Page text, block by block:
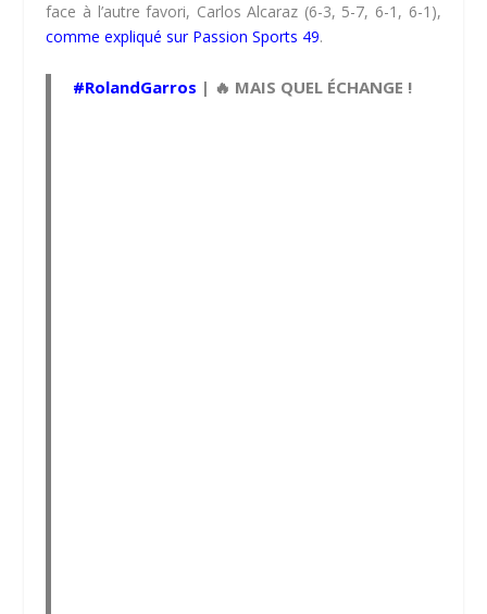
face à l’autre favori, Carlos Alcaraz (6-3, 5-7, 6-1, 6-1),
comme expliqué sur Passion Sports 49.
#RolandGarros | 🔥 MAIS QUEL ÉCHANGE !